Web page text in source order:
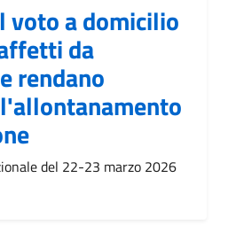
voto a domicilio
da
rendano
del 22-23 marzo 2026